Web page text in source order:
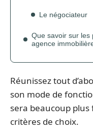
Le négociateur
Que savoir sur les
agence
Réunissez tout
son mode de
sera beaucoup
critères de choix.